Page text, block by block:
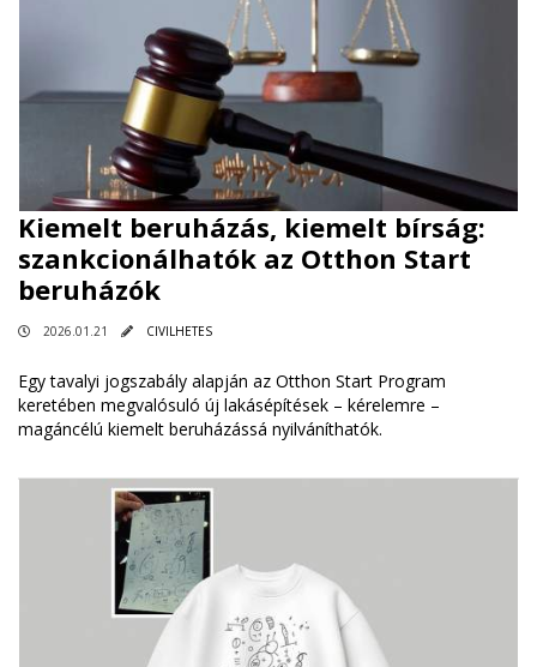
Kiemelt beruházás, kiemelt bírság:
szankcionálhatók az Otthon Start
beruházók
2026.01.21 CIVILHETES
Egy tavalyi jogszabály alapján az Otthon Start Program
keretében megvalósuló új lakásépítések – kérelemre –
magáncélú kiemelt beruházássá nyilváníthatók.